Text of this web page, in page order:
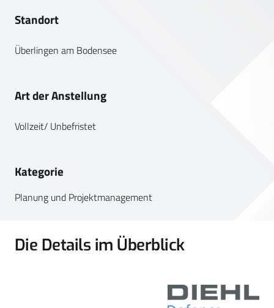
Standort
Überlingen am Bodensee
Art der Anstellung
Vollzeit/ Unbefristet
Kategorie
Planung und Projektmanagement
Die Details im Überblick